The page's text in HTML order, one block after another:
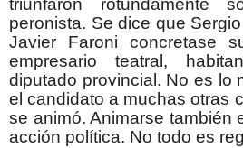
triunfaron rotundamente
peronista. Se dice que
Javier Faroni concretase
empresario teatral,
diputado provincial. No es lo
el candidato a muchas otras
se animó. Animarse también
acción política. No todo es